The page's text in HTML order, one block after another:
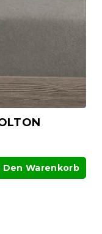
Den Warenkorb